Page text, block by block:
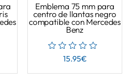
Emblema 75 mm para
centro de llantas negro
compatible con Mercedes
Benz
15.95€